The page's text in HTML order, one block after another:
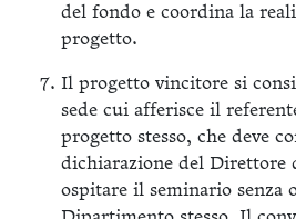
del fondo e coordina la
progetto.
Il progetto vincitore si
sede cui afferisce il
progetto stesso, che deve
dichiarazione del Direttore
ospitare il seminario senza